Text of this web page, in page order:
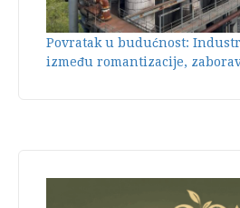
Povratak u budućnost:
između romantizacije,